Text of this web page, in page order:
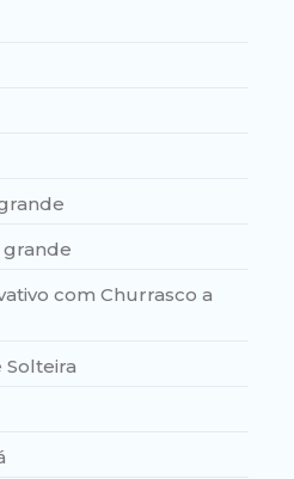
grande
com Churrasco a
Solteira